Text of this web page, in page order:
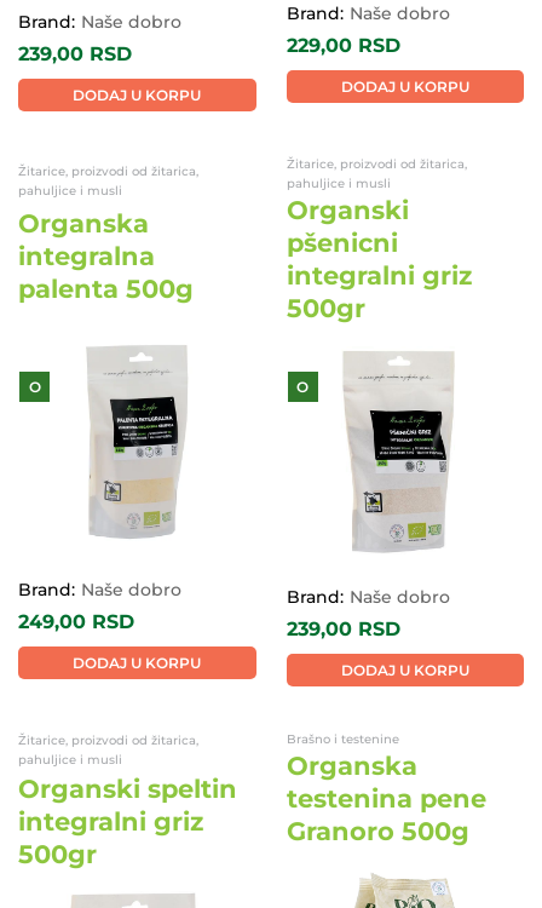
Brand: Naše dobro
239,00 RSD
DODAJ U KORPU
Brand: Naše dobro
229,00 RSD
DODAJ U KORPU
Žitarice, proizvodi od žitarica,
pahuljice i musli
Organska
integralna
palenta 500g
O
Brand: Naše dobro
249,00 RSD
DODAJ U KORPU
Žitarice, proizvodi od žitarica,
pahuljice i musli
Organski
pšenicni
integralni griz
500gr
O
Brand: Naše dobro
239,00 RSD
DODAJ U KORPU
Žitarice, proizvodi od žitarica,
pahuljice i musli
Organski speltin
integralni griz
500gr
Brašno i testenine
Organska
testenina pene
Granoro 500g